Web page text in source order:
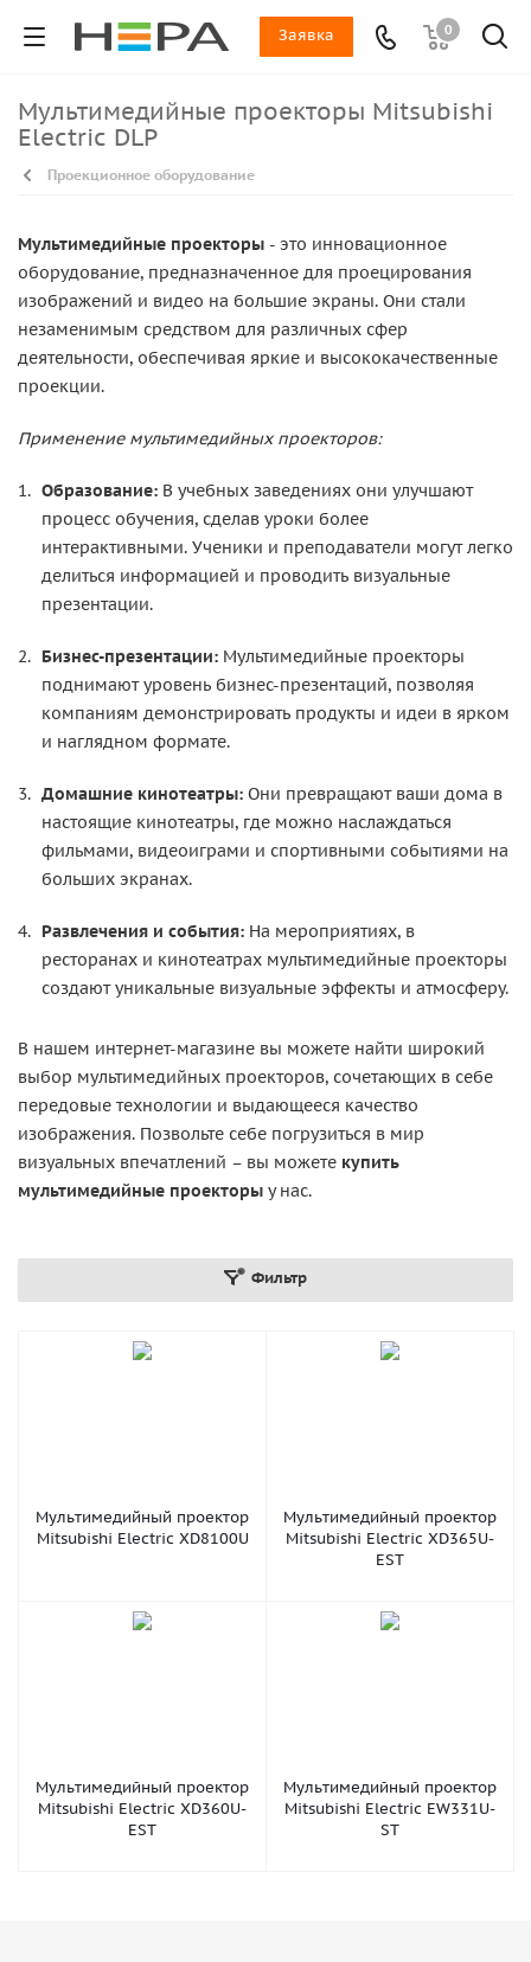
0
Заявка
Мультимедийные проекторы Mitsubishi
Electric DLP
Проекционное оборудование
Мультимедийные проекторы - это инновационное
оборудование, предназначенное для проецирования
изображений и видео на большие экраны. Они стали
незаменимым средством для различных сфер
деятельности, обеспечивая яркие и высококачественные
проекции.
Применение мультимедийных проекторов:
Образование: В учебных заведениях они улучшают
процесс обучения, сделав уроки более
интерактивными. Ученики и преподаватели могут легко
делиться информацией и проводить визуальные
презентации.
Бизнес-презентации: Мультимедийные проекторы
поднимают уровень бизнес-презентаций, позволяя
компаниям демонстрировать продукты и идеи в ярком
и наглядном формате.
Домашние кинотеатры: Они превращают ваши дома в
настоящие кинотеатры, где можно наслаждаться
фильмами, видеоиграми и спортивными событиями на
больших экранах.
Развлечения и события: На мероприятиях, в
ресторанах и кинотеатрах мультимедийные проекторы
создают уникальные визуальные эффекты и атмосферу.
В нашем интернет-магазине вы можете найти широкий
выбор мультимедийных проекторов, сочетающих в себе
передовые технологии и выдающееся качество
изображения. Позвольте себе погрузиться в мир
визуальных впечатлений – вы можете купить
мультимедийные проекторы у нас.
Фильтр
Мультимедийный проектор
Mitsubishi Electric XD8100U
Мультимедийный проектор
Mitsubishi Electric XD365U-
EST
Мультимедийный проектор
Mitsubishi Electric XD360U-
EST
Мультимедийный проектор
Mitsubishi Electric EW331U-
ST